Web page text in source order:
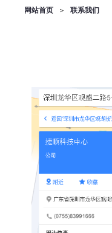
网站首页 ＞ 联系我们